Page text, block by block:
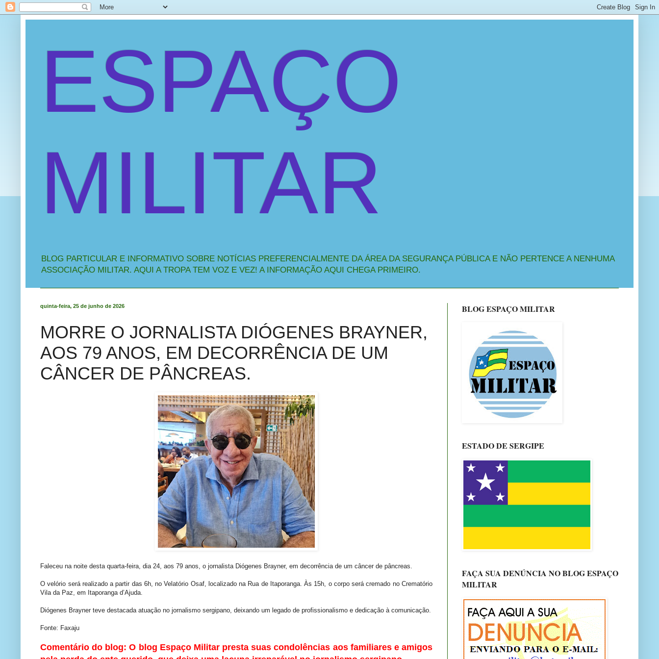
ESPAÇO
MILITAR
BLOG PARTICULAR E INFORMATIVO SOBRE NOTÍCIAS PREFERENCIALMENTE DA ÁREA DA SEGURANÇA PÚBLICA E NÃO PERTENCE A NENHUMA
ASSOCIAÇÃO MILITAR. AQUI A TROPA TEM VOZ E VEZ! A INFORMAÇÃO AQUI CHEGA PRIMEIRO.
quinta-feira, 25 de junho de 2026
MORRE O JORNALISTA DIÓGENES BRAYNER,
AOS 79 ANOS, EM DECORRÊNCIA DE UM
CÂNCER DE PÂNCREAS.
Faleceu na noite desta quarta-feira, dia 24, aos 79 anos, o jornalista Diógenes Brayner, em decorrência de um câncer de pâncreas.
O velório será realizado a partir das 6h, no Velatório Osaf, localizado na Rua de Itaporanga. Às 15h, o corpo será cremado no Crematório
Vila da Paz, em Itaporanga d’Ajuda.
Diógenes Brayner teve destacada atuação no jornalismo sergipano, deixando um legado de profissionalismo e dedicação à comunicação.
Fonte: Faxaju
Comentário do blog: O blog Espaço Militar presta suas condolências aos familiares e amigos
BLOG ESPAÇO MILITAR
ESTADO DE SERGIPE
FAÇA SUA DENÚNCIA NO BLOG ESPAÇO
MILITAR